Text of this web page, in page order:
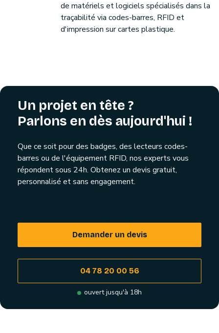
de matériels et logiciels spécialisés dans la
traçabilité via codes-barres, RFID et
d'impression sur cartes plastique.
Un projet en tête ?
Parlons en dès aujourd'hui !
Que ce soit pour des badges, des lecteurs codes-
barres ou de l'équipement RFID, nos experts vous
répondent sous 24h. Obtenez un devis gratuit,
personnalisé et sans engagement.
Demander un devis
04 78 20 00 56
ouvert jusqu'à 18h